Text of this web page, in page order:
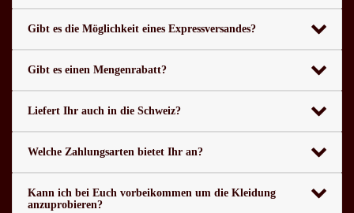
Gibt es die Möglichkeit eines Expressversandes?
Gibt es einen Mengenrabatt?
Liefert Ihr auch in die Schweiz?
Welche Zahlungsarten bietet Ihr an?
Kann ich bei Euch vorbeikommen um die Kleidung
anzuprobieren?